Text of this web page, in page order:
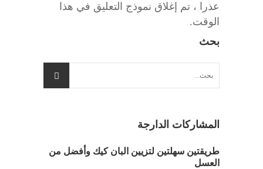
عذرا ، تم إغلاق نموذج التعليق في هذا
الوقت.
بحث
المشاركات الدارجة
طريقتين سهلتين لتزيين البان كيك وأفضل من
العسل